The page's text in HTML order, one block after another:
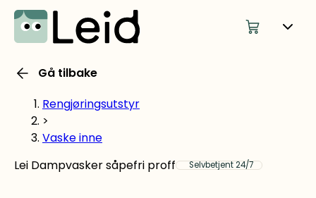
Gå tilbake
Rengjøringsutstyr
>
Vaske inne
Lei Dampvasker såpefri proff
Selvbetjent 24/7